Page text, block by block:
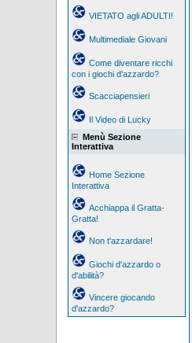
VIETATO agli ADULTI!
Multimediale Giovani
Come diventare ricchi
con i giochi d'azzardo?
Scacciapensieri
Il Video di Lucky
Menù Sezione
Interattiva
Home Sezione
Interattiva
Acchiappa il Gratta-
Gratta!
Non t'azzardare!
Giochi d'azzardo o
d'abilità?
Vincere giocando
d'azzardo?